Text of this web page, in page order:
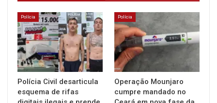
Polícia
Polícia Civil desarticula
esquema de rifas
Polícia
Operação Mounjaro
cumpre mandado no